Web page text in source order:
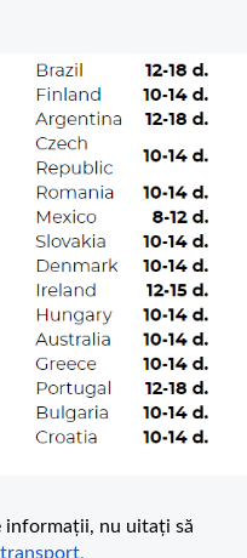
informații, nu uitați să
.